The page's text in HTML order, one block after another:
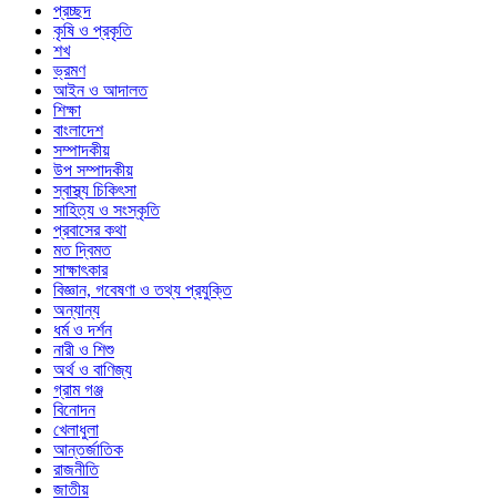
প্রচ্ছদ
কৃষি ও প্রকৃতি
শখ
ভ্রমণ
আইন ও আদালত
শিক্ষা
বাংলাদেশ
সম্পাদকীয়
উপ সম্পাদকীয়
স্বাস্থ্য চিকিৎসা
সাহিত্য ও সংস্কৃতি
প্রবাসের কথা
মত দ্বিমত
সাক্ষাৎকার
বিজ্ঞান, গবেষণা ও তথ্য প্রযুক্তি
অন্যান্য
ধর্ম ও দর্শন
নারী ও শিশু
অর্থ ও বাণিজ্য
গ্রাম গঞ্জ
বিনোদন
খেলাধুলা
আন্তর্জাতিক
রাজনীতি
জাতীয়